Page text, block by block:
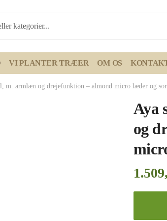
VI PLANTER TRÆER OM OS
m. armlæn og drejefunktion – almond micro læder og
Aya
og